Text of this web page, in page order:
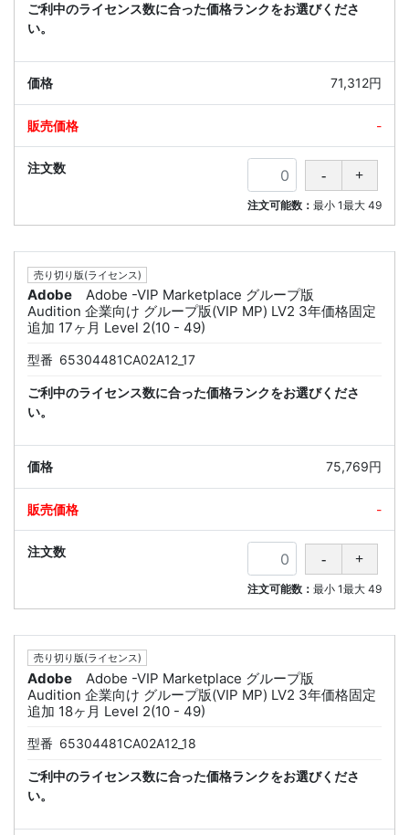
ご利中のライセンス数に合った価格ランクをお選びくださ
い。
71,312円
-
注文可能数： 最小 1最大 49
売り切り版(ライセンス)
Adobe
Adobe -VIP Marketplace グループ版
Audition 企業向け グループ版(VIP MP) LV2 3年価格固定
追加 17ヶ月 Level 2(10 - 49)
型番 65304481CA02A12_17
ご利中のライセンス数に合った価格ランクをお選びくださ
い。
75,769円
-
注文可能数： 最小 1最大 49
売り切り版(ライセンス)
Adobe
Adobe -VIP Marketplace グループ版
Audition 企業向け グループ版(VIP MP) LV2 3年価格固定
追加 18ヶ月 Level 2(10 - 49)
型番 65304481CA02A12_18
ご利中のライセンス数に合った価格ランクをお選びくださ
い。